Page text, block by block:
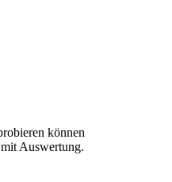
können
Auswertung.